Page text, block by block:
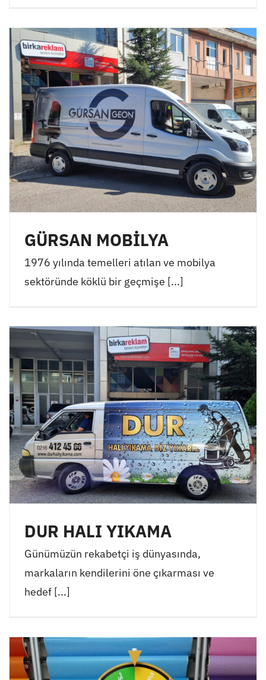
GÜRSAN MOBİLYA
1976 yılında temelleri atılan ve mobilya
sektöründe köklü bir geçmişe [...]
DUR HALI YIKAMA
Günümüzün rekabetçi iş dünyasında,
markaların kendilerini öne çıkarması ve
hedef [...]